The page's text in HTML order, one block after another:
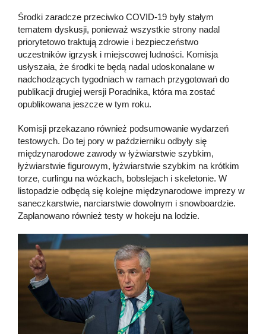
Środki zaradcze przeciwko COVID-19 były stałym
tematem dyskusji, ponieważ wszystkie strony nadal
priorytetowo traktują zdrowie i bezpieczeństwo
uczestników igrzysk i miejscowej ludności. Komisja
usłyszała, że ​​środki te będą nadal udoskonalane w
nadchodzących tygodniach w ramach przygotowań do
publikacji drugiej wersji Poradnika, która ma zostać
opublikowana jeszcze w tym roku.
Komisji przekazano również podsumowanie wydarzeń
testowych. Do tej pory w październiku odbyły się
międzynarodowe zawody w łyżwiarstwie szybkim,
łyżwiarstwie figurowym, łyżwiarstwie szybkim na krótkim
torze, curlingu na wózkach, bobslejach i skeletonie. W
listopadzie odbędą się kolejne międzynarodowe imprezy w
saneczkarstwie, narciarstwie dowolnym i snowboardzie.
Zaplanowano również testy w hokeju na lodzie.